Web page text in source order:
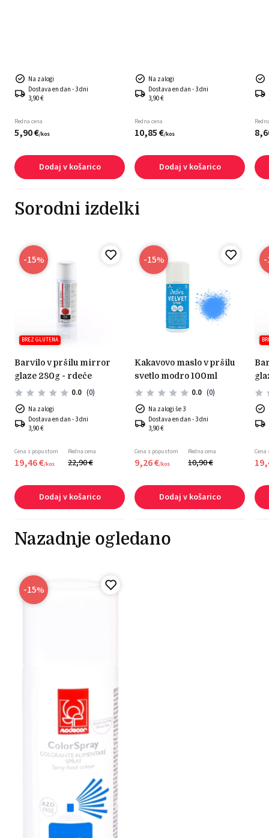
Na zalogi
Dostava en dan - 3 dni
3,90 €
Redna cena
5,90€/kos
Dodaj v košarico
Na zalogi
Dostava en dan - 3 dni
3,90 €
Redna cena
10,85€/kos
Dodaj v košarico
8,
Sorodni izdelki
-15%
BREZ GLUTENA
barvilo v pršilu mirror
glaze 280g - rdeče
0.0 (0)
Na zalogi
Dostava en dan - 3 dni
3,90 €
Cena s popustom
19,46€/kos
Redna cena
22,90€
Dodaj v košarico
-15%
kakavovo maslo v pršilu
svetlo modro 100ml
0.0 (0)
Na zalogi še 3
Dostava en dan - 3 dni
3,90 €
Cena s popustom
9,26€/kos
Redna cena
10,90€
Dodaj v košarico
barvilo v pršilu mirror
19,
Nazadnje ogledano
-15%